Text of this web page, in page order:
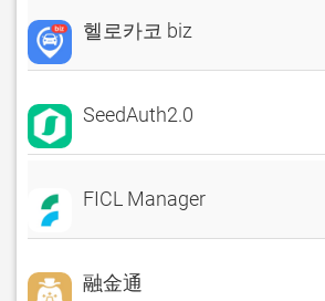
헬로카코 biz
SeedAuth2.0
FICL Manager
融金通